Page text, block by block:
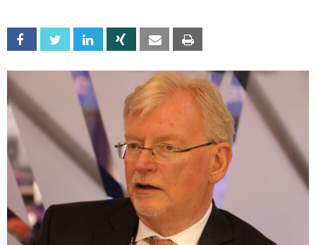
Facebook Twitter Linkedin Xing Email